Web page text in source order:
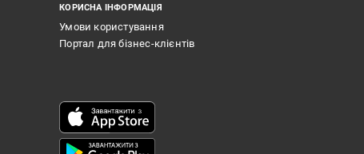
КОРИСНА ІНФОРМАЦІЯ
Умови користування
Портал для бізнес-клієнтів